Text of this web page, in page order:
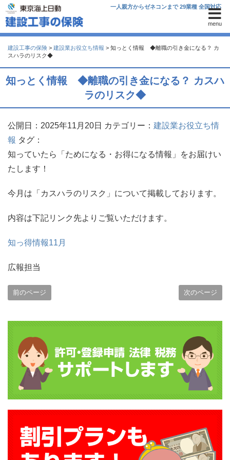
menu
一人親方からゼネコンまで 29業種 全国対応
建設工事の保険 > 建設業お役立ち情報 > 知っとく情報 ◆離職の引き金になる？ カ
スハラのリスク◆
知っとく情報 ◆離職の引き金になる？ カスハ
ラのリスク◆
公開日：2025年11月20日 カテゴリー： 建設業お役立ち情
報 タグ：
知っていたら「ためになる・お得になる情報」をお届けい
たします！
今月は「カスハラのリスク」について掲載しております。
内容は下記リンク先よりご覧いただけます。
知っ得情報11月
広報担当
前のページ 次のページ